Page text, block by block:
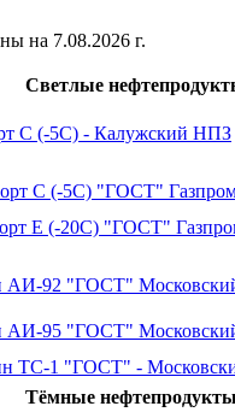
на 7.08.2026 г.
Светлые
С (-5С) - Калужский НПЗ
С (-5С) "ГОСТ"
Е (-20С) "ГОСТ"
АИ-92 "ГОСТ"
АИ-95 "ГОСТ"
ТС-1 "ГОСТ" -
Тёмные нефтепродукты